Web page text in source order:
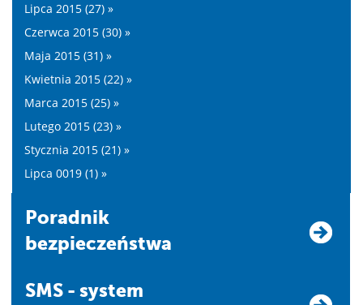
Lipca 2015 (27) »
Czerwca 2015 (30) »
Maja 2015 (31) »
Kwietnia 2015 (22) »
Marca 2015 (25) »
Lutego 2015 (23) »
Stycznia 2015 (21) »
Lipca 0019 (1) »
Poradnik
bezpieczeństwa
SMS - system